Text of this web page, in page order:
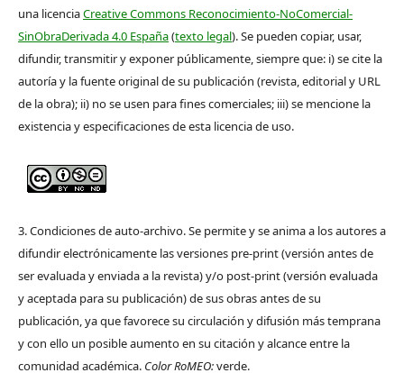
una licenciaCreative Commons Reconocimiento-NoComercial-
SinObraDerivada 4.0 España(texto legal). Se pueden copiar, usar,
difundir, transmitir y exponer públicamente, siempre que: i) se cite la
autoría y la fuente original de su publicación (revista, editorial y URL
de la obra); ii) no se usen para fines comerciales; iii) se mencione la
existencia y especificaciones de esta licencia de uso.
3. Condiciones de auto-archivo. Se permite y se anima a los autores a
difundir electrónicamente las versiones pre-print (versión antes de
ser evaluada y enviada a la revista) y/o post-print (versión evaluada
y aceptada para su publicación) de sus obras antes de su
publicación, ya que favorece su circulación y difusión más temprana
y con ello un posible aumento en su citación y alcance entre la
comunidad académica. Color RoMEO:verde.